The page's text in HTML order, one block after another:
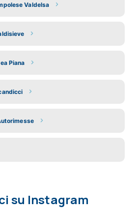
Valdelsa
Piana
su Instagram